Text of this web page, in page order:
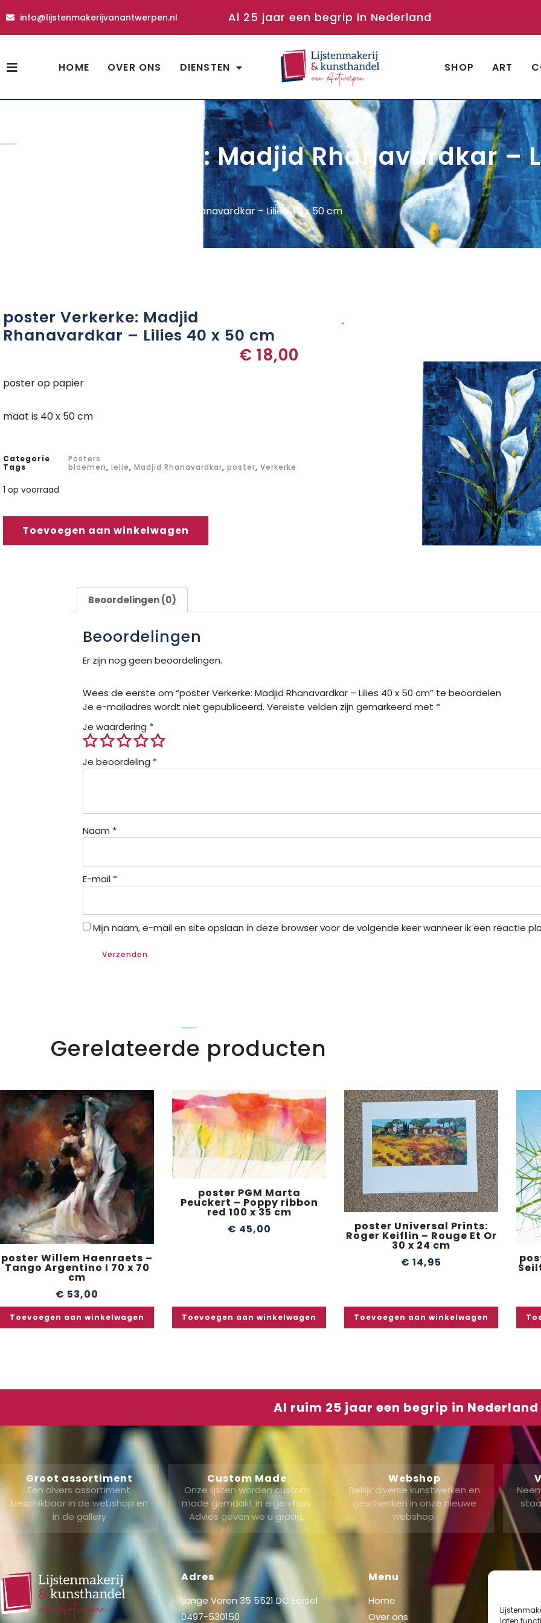
laten
info@lijstenmakerijvanantwerpen.nl Al 25 jaar een begrip in Nederland
HOME OVER ONS DIENSTEN SHOP ART
poster Verkerke: Madjid Rhanavardkar –
poster Verkerke: Madjid Rhanavardkar – Lilies 40 x 50 cm
poster Verkerke: Madjid
Rhanavardkar – Lilies 40 x 50 cm
€ 18,00
poster op papier
maat is 40 x 50 cm
Categorie
Posters
Tags
bloemen, lelie, Madjid Rhanavardkar, poster, Verkerke
1 op voorraad
Toevoegen aan winkelwagen
Beoordelingen (0)
Beoordelingen
Er zijn nog geen beoordelingen.
Wees de eerste om “poster Verkerke: Madjid Rhanavardkar – Lilies 40 x 50 cm” te beoordelen
Je e-mailadres wordt niet gepubliceerd. Vereiste velden zijn gemarkeerd met *
Je waardering *
Je beoordeling *
Naam *
E-mail *
Mijn naam, e-mail en site opslaan in deze browser voor de volgende keer wanneer ik een reactie
Gerelateerde producten
poster Willem Haenraets –
Tango Argentino I 70 x 70
cm
€ 53,00
Toevoegen aan winkelwagen
poster PGM Marta
Peuckert – Poppy ribbon
red 100 x 35 cm
€ 45,00
Toevoegen aan winkelwagen
poster Universal Prints:
Roger Keiflin – Rouge Et Or
30 x 24 cm
€ 14,95
Toevoegen aan winkelwagen
Al ruim 25 jaar een begrip in Nederland
Groot assortiment
Een divers assortiment
beschikbaar in de webshop en
in de gallery
Custom Made
Onze lijsten worden custom
made gemaakt in eigen huis.
Advies geven we u graag,
Webshop
Bekijk diverse kunstwerken en
geschenken in onze nieuwe
webshop.
Adres
Lange Voren 35 5521 DC Eersel
0497-530150
Menu
Home
Over ons
Mijn